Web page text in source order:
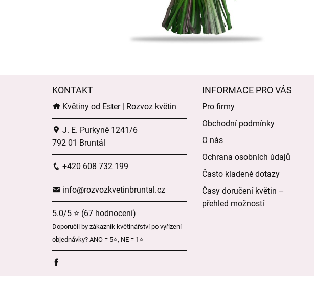
KONTAKT
Květiny od Ester | Rozvoz květin
J. E. Purkyně 1241/6
792 01 Bruntál
+420 608 732 199
info@rozvozkvetinbruntal.cz
5.0/5 ⭐ (67 hodnocení)
Doporučil by zákazník květinářství po vyřízení
objednávky? ANO = 5⭐, NE = 1⭐
INFORMACE PRO VÁS
Pro firmy
Obchodní podmínky
O nás
Ochrana osobních údajů
Často kladené dotazy
Časy doručení květin –
přehled možností